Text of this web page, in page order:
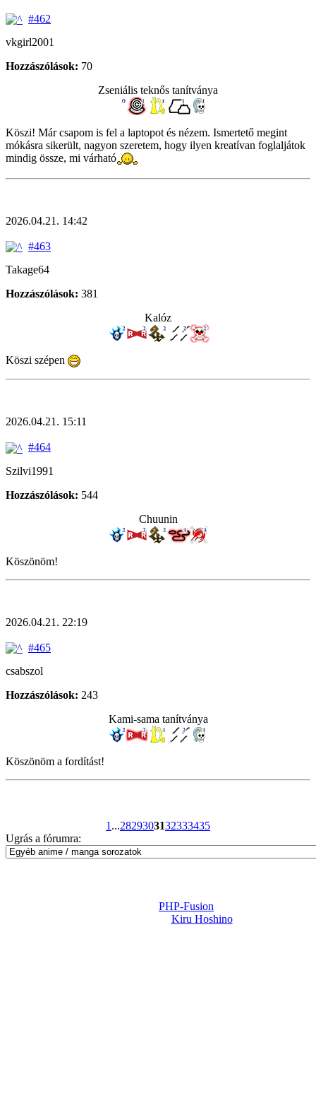
#462
vkgirl2001
Hozzászólások: 70
Zseniális teknős tanítványa
Köszi! Már csapom is fel a laptopot és nézem. Ismertető megint
mókásra sikerült, nagyon szeretem, hogy ilyen kreatívan foglaljátok
mindig össze, mi várható
2026.04.21. 14:42
#463
Takage64
Hozzászólások: 381
Kalóz
Köszi szépen
2026.04.21. 15:11
#464
Szilvi1991
Hozzászólások: 544
Chuunin
Köszönöm!
2026.04.21. 22:19
#465
csabszol
Hozzászólások: 243
Kami-sama tanítványa
Köszönöm a fordítást!
1 ...2829303132333435
Ugrás a fórumra:
PHP-Fusion
Kiru Hoshino